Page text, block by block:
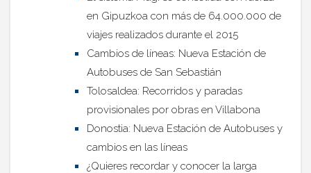
en Gipuzkoa con más de 64.000.000 de
viajes realizados durante el 2015
Cambios de líneas: Nueva Estación de
Autobuses de San Sebastián
Tolosaldea: Recorridos y paradas
provisionales por obras en Villabona
Donostia: Nueva Estación de Autobuses y
cambios en las líneas
¿Quieres recordar y conocer la larga